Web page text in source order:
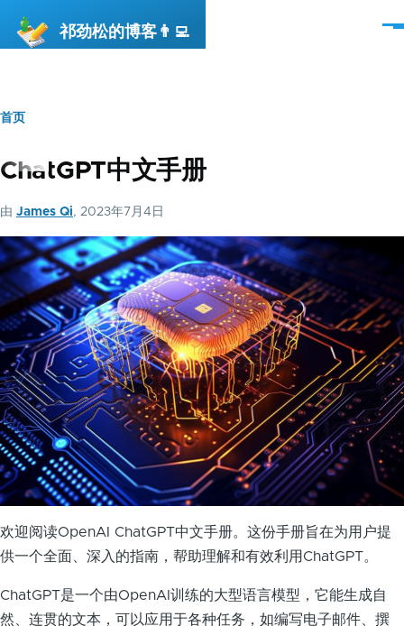
祁劲松的博客👨‍💻
菜
面
包
首页
ChatGPT中文手册
由 James Qi, 2023年7月4日
欢迎阅读OpenAI ChatGPT中文手册。这份手册旨在为用户提
供一个全面、深入的指南，帮助理解和有效利用ChatGPT。
ChatGPT是一个由OpenAI训练的大型语言模型，它能生成自
然、连贯的文本，可以应用于各种任务，如编写电子邮件、撰